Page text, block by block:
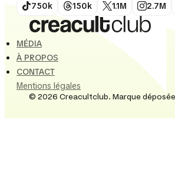
750k 150k 1.1M 2.7M
MÉDIA
À PROPOS
CONTACT
Mentions légales
© 2026 Creacultclub. Marque